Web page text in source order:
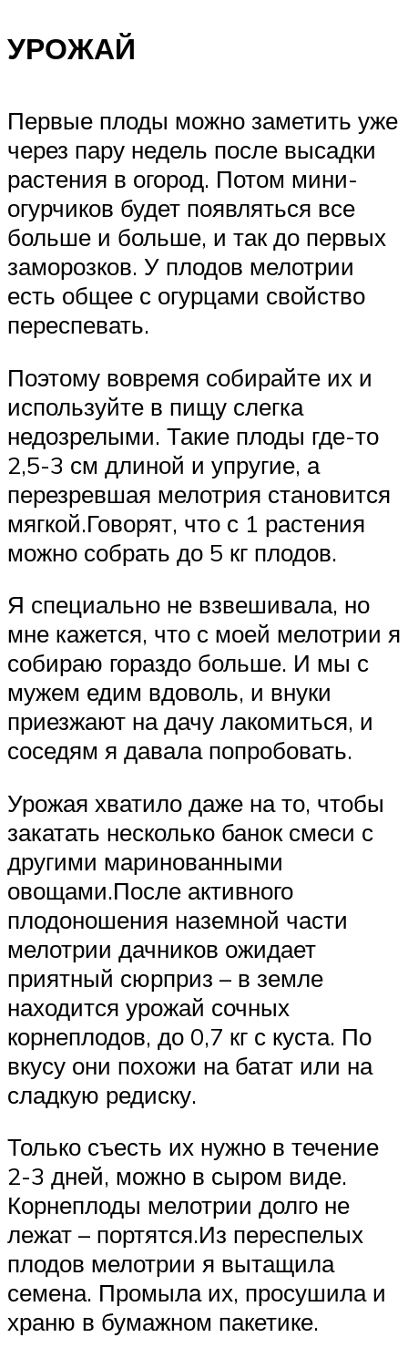
УРОЖАЙ
Первые плоды можно заметить уже
через пару недель после высадки
растения в огород. Потом мини-
огурчиков будет появляться все
больше и больше, и так до первых
заморозков. У плодов мелотрии
есть общее с огурцами свойство
переспевать.
Поэтому вовремя собирайте их и
используйте в пищу слегка
недозрелыми. Такие плоды где-то
2,5-3 см длиной и упругие, а
перезревшая мелотрия становится
мягкой.Говорят, что с 1 растения
можно собрать до 5 кг плодов.
Я специально не взвешивала, но
мне кажется, что с моей мелотрии я
собираю гораздо больше. И мы с
мужем едим вдоволь, и внуки
приезжают на дачу лакомиться, и
соседям я давала попробовать.
Урожая хватило даже на то, чтобы
закатать несколько банок смеси с
другими маринованными
овощами.После активного
плодоношения наземной части
мелотрии дачников ожидает
приятный сюрприз – в земле
находится урожай сочных
корнеплодов, до 0,7 кг с куста. По
вкусу они похожи на батат или на
сладкую редиску.
Только съесть их нужно в течение
2-3 дней, можно в сыром виде.
Корнеплоды мелотрии долго не
лежат – портятся.Из переспелых
плодов мелотрии я вытащила
семена. Промыла их, просушила и
храню в бумажном пакетике.